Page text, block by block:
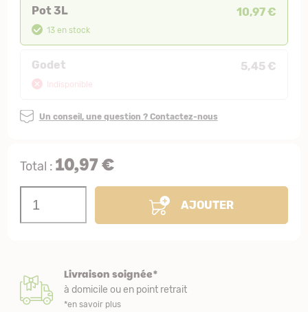
Pot 3L 10,97 €
13 en stock
Godet 5,45 €
Indisponible
Un conseil, une question ? Contactez-nous
Total : 10,97 €
AJOUTER
Livraison soignée*
à domicile ou en point retrait
*en savoir plus